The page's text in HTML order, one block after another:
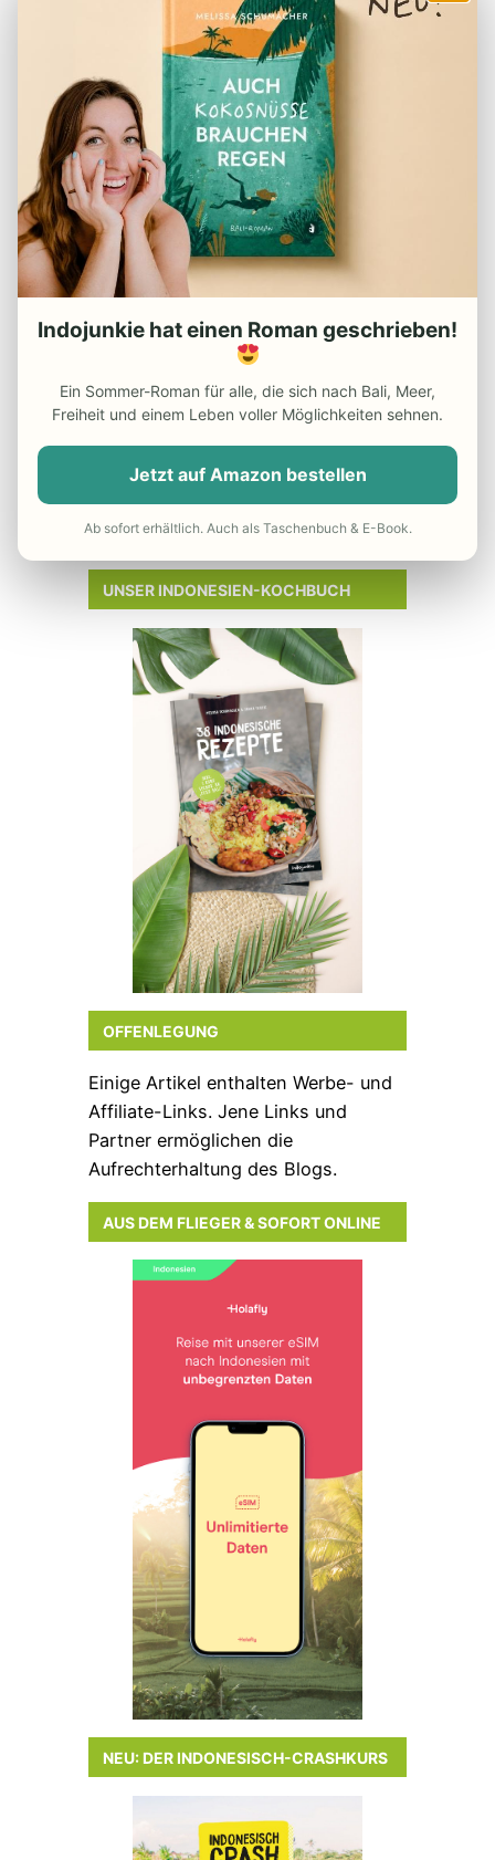
REISEVORBEREITUNG
– Checkliste für den Urlaub
– Deine Finanzen in Indonesien
– Der perfekte Reiserucksack
– Visum für Indonesien
– Packliste für Indonesien
– Reiseapotheke Indonesien
– Beste Reisezeit Indonesien
– Die besten Indonesien
Reiseführer
– Günstiger Flug nach Indonesien
– Reisekrankenversicherung
UNSER INDONESIEN-KOCHBUCH
OFFENLEGUNG
Einige Artikel enthalten Werbe- und
Affiliate-Links. Jene Links und
Partner ermöglichen die
Aufrechterhaltung des Blogs.
AUS DEM FLIEGER & SOFORT ONLINE
NEU: DER INDONESISCH-CRASHKURS
Indojunkie hat einen Roman geschrieben!
Ein Sommer-Roman für alle, die sich nach Bali, Meer,
Freiheit und einem Leben voller Möglichkeiten sehnen.
Jetzt auf Amazon bestellen
Ab sofort erhältlich. Auch als Taschenbuch & E-Book.